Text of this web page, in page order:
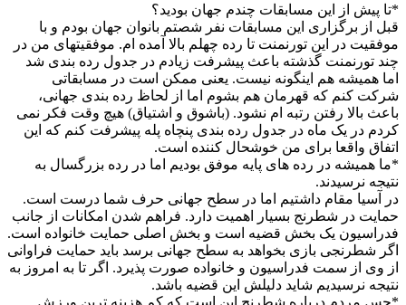
*تا پیش از این مسابقات چندم جهان بودید؟
قبل از برگزاری این مسابقات نفر شصتم بانوان جهان بودم و با
موفقیت در این تورنمنت تا رده چهلم بالا آمده ام. موفقیتهای من در
چند تورنمنت گذشته باعث پیشرفت زیادم در جدول رده بندی شد
اما همیشه هم اینگونه نیست. یعنی ممکن است در مسابقاتی
شرکت کنم که قهرمان هم بشوم اما از لحاظ رده بندی جهانی،
باعث بالا رفتن رتبه ام نشود. (باشوق و اشتیاق) هیچ وقت فکر نمی
کردم در یک ماه در جدول رده بندی پنچاه پله پیشرفت کنم که این
اتفاق واقعا برای من خوشحال کننده است.
*ما همیشه در رده های پایه موفق بودیم اما در رده بزرگسال به
نتیجه نرسیدند.
در آسیا مقام داشتیم اما در سطح جهانی حرف شما درست است.
حمایت در شطرنج بسیار اهمیت دارد. فراهم شدن امکانات از جانب
فدراسیون یک بخش قضیه است و بخش اصلی حمایت خانواده است.
اگر شطرنجی بازی بخواهد به سطح جهانی برسد باید حمایت فراوانی
از وی از سمت فدراسیون و خانواده صورت پذیرد. اگر تا به امروز به
نتیجه نرسیدیم شاید دلیلش این قضیه باشد.
*حس مردم درباره شطرنج این است که کم هزینه ترین ورزش